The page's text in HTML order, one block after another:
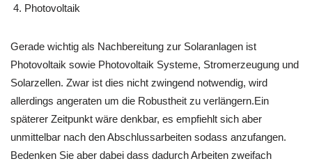
Photovoltaik
Gerade wichtig als Nachbereitung zur Solaranlagen ist
Photovoltaik sowie Photovoltaik Systeme, Stromerzeugung und
Solarzellen. Zwar ist dies nicht zwingend notwendig, wird
allerdings angeraten um die Robustheit zu verlängern.Ein
späterer Zeitpunkt wäre denkbar, es empfiehlt sich aber
unmittelbar nach den Abschlussarbeiten sodass anzufangen.
Bedenken Sie aber dabei dass dadurch Arbeiten zweifach